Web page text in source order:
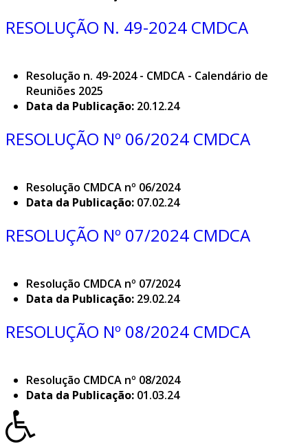
RESOLUÇÃO N. 49-2024 CMDCA
Resolução n. 49-2024 - CMDCA - Calendário de
Reuniões 2025
Data da Publicação: 20.12.24
RESOLUÇÃO Nº 06/2024 CMDCA
Resolução CMDCA nº 06/2024
Data da Publicação: 07.02.24
RESOLUÇÃO Nº 07/2024 CMDCA
Resolução CMDCA nº 07/2024
Data da Publicação: 29.02.24
RESOLUÇÃO Nº 08/2024 CMDCA
Resolução CMDCA nº 08/2024
Data da Publicação: 01.03.24